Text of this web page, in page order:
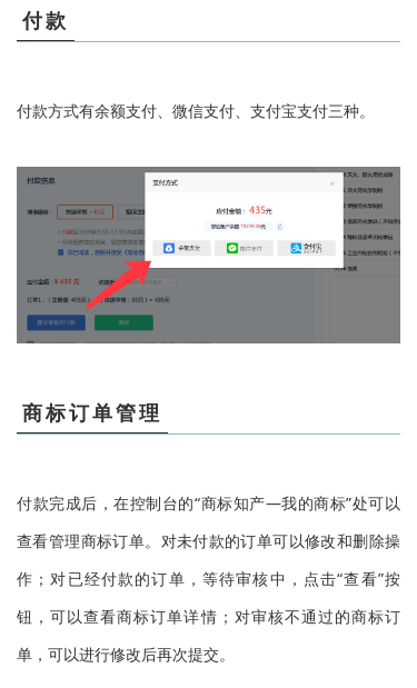
付款
付款方式有余额支付、微信支付、支付宝支付三种。
商标订单管理
付款完成后，在控制台的“商标知产—我的商标”处可以
查看管理商标订单。对未付款的订单可以修改和删除操
作；对已经付款的订单，等待审核中，点击“查看”按
钮，可以查看商标订单详情；对审核不通过的商标订
单，可以进行修改后再次提交。